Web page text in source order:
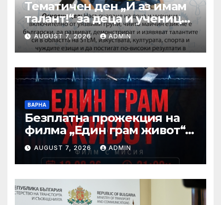
Тематичен ден „И аз имам
талант!“ за деца и ученици
със специални
образователни
потребности ще се
проведе в парк
„Артилерийски“
AUGUST 7, 2026 ADMIN
ВАРНА
Безплатна прожекция на
филма „Един грам живот“ е
сред събитията за
Международния ден на
младежта във Варна
AUGUST 7, 2026 ADMIN